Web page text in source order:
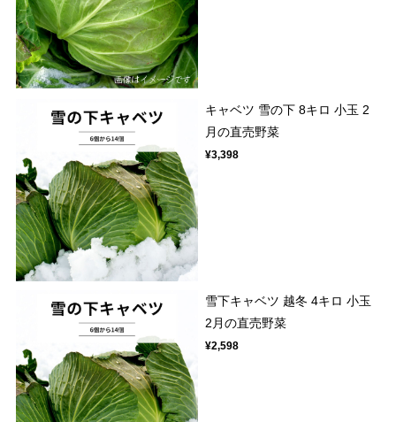
キャベツ 雪の下 8キロ 小玉 2
月の直売野菜
¥3,398
雪下キャベツ 越冬 4キロ 小玉
2月の直売野菜
¥2,598